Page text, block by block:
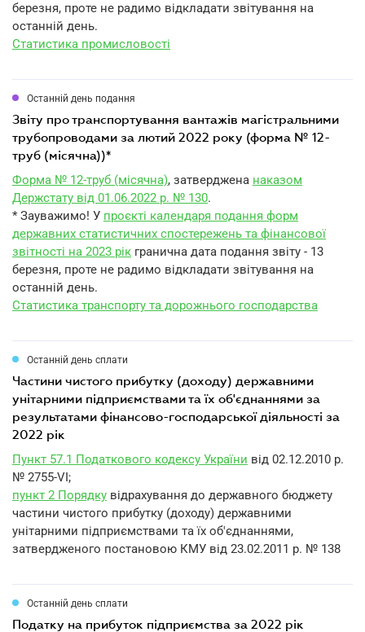
березня, проте не радимо відкладати звітування на
останній день.
Статистика промисловості
Останній день подання
звіту про транспортування вантажів магістральними
трубопроводами за лютий 2022 року (форма № 12-
труб (місячна))*
Форма № 12-труб (місячна), затверджена наказом
Держстату від 01.06.2022 р. № 130.
* Зауважимо! У проєкті календаря подання форм
державних статистичних спостережень та фінансової
звітності на 2023 рік гранична дата подання звіту - 13
березня, проте не радимо відкладати звітування на
останній день.
Статистика транспорту та дорожнього господарства
Останній день сплати
частини чистого прибутку (доходу) державними
унітарними підприємствами та їх об'єднаннями за
результатами фінансово-господарської діяльності за
2022 рік
Пункт 57.1 Податкового кодексу України від 02.12.2010 р.
№ 2755-VI;
пункт 2 Порядку відрахування до державного бюджету
частини чистого прибутку (доходу) державними
унітарними підприємствами та їх об'єднаннями,
затвердженого постановою КМУ від 23.02.2011 р. № 138
Останній день сплати
податку на прибуток підприємства за 2022 рік